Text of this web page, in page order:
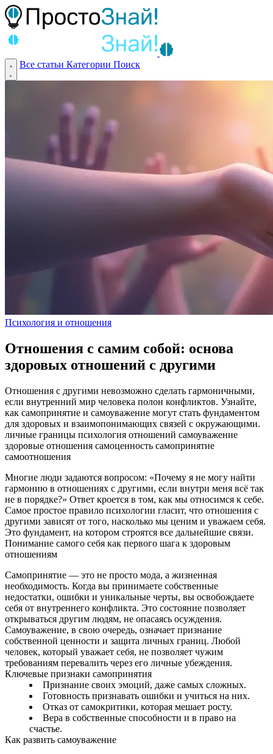
Все статьи Категории Поиск
Психология и отношения
Отношения с самим собой: основа
здоровых отношений с другими
Отношения с другими невозможно сделать гармоничными,
если внутренний мир человека полон конфликтов. Узнайте,
как самопринятие и самоуважение могут стать фундаментом
для здоровых и взаимопонимающих связей с окружающими.
личные границы психология отношений самоуважение
здоровые отношения самоценность самопринятие
самоотношения
Многие люди задаются вопросом: «Почему я не могу найти
гармонию в отношениях с другими, если внутри меня всё так
не в порядке?» Ответ кроется в том, как мы относимся к себе.
Самое простое правило психологии гласит, что отношения с
другими зависят от того, насколько мы ценим и уважаем себя.
Это фундамент, на котором строятся все дальнейшие связи.
Понимание самого себя как первого шага к здоровым
отношениям
Самопринятие — это не просто мода, а жизненная
необходимость. Когда вы принимаете собственные
недостатки, ошибки и уникальные черты, вы освобождаете
себя от внутреннего конфликта. Это состояние позволяет
открываться другим людям, не опасаясь осуждения.
Самоуважение, в свою очередь, означает признание
собственной ценности и защита личных границ. Любой
человек, который уважает себя, не позволяет чужим
требованиям перевалить через его личные убеждения.
Ключевые признаки самопринятия
Признание своих эмоций, даже самых сложных.
Готовность признавать ошибки и учиться на них.
Отказ от самокритики, которая мешает росту.
Вера в собственные способности и в право на
счастье.
Как развить самоуважение